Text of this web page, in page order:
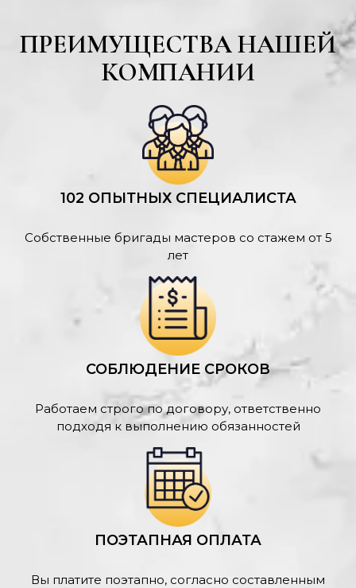
ПРЕИМУЩЕСТВА НАШЕЙ
КОМПАНИИ
102 ОПЫТНЫХ СПЕЦИАЛИСТА
Собственные бригады мастеров со стажем от 5
лет
СОБЛЮДЕНИЕ СРОКОВ
Работаем строго по договору, ответственно
подходя к выполнению обязанностей
ПОЭТАПНАЯ ОПЛАТА
Вы платите поэтапно, согласно составленным